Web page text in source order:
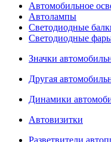
Автомобильное
Автолампы
Светодиодные
Светодиодные
Значки
Другая
Динамики
Автовизитки
Разветвители